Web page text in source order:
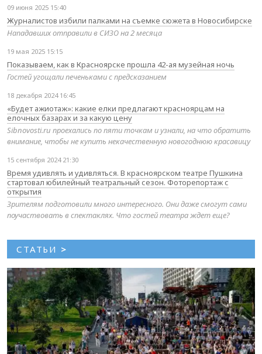
09 июня 2025 15:40
Журналистов избили палками на съемке сюжета в Новосибирске
Нападавших отправили в СИЗО на 2 месяца
19 мая 2025 15:15
Показываем, как в Красноярске прошла 42-ая музейная ночь
Гостей угощали печеньками с предсказанием
18 декабря 2024 16:45
«Будет ажиотаж»: какие елки предлагают красноярцам на
елочных базарах и за какую цену
Sibnovosti.ru проехались по пяти точкам и узнали, на что обратить
внимание, чтобы не купить некачественную новогоднюю красавицу
15 сентября 2024 21:30
Время удивлять и удивляться. В красноярском театре Пушкина
стартовал юбилейный театральный сезон. Фоторепортаж с
открытия
Зрителям подготовили много интересного. Они даже смогут сами
поучаствовать в спектаклях. Что гостей театра ждет еще?
СТАТЬИ >